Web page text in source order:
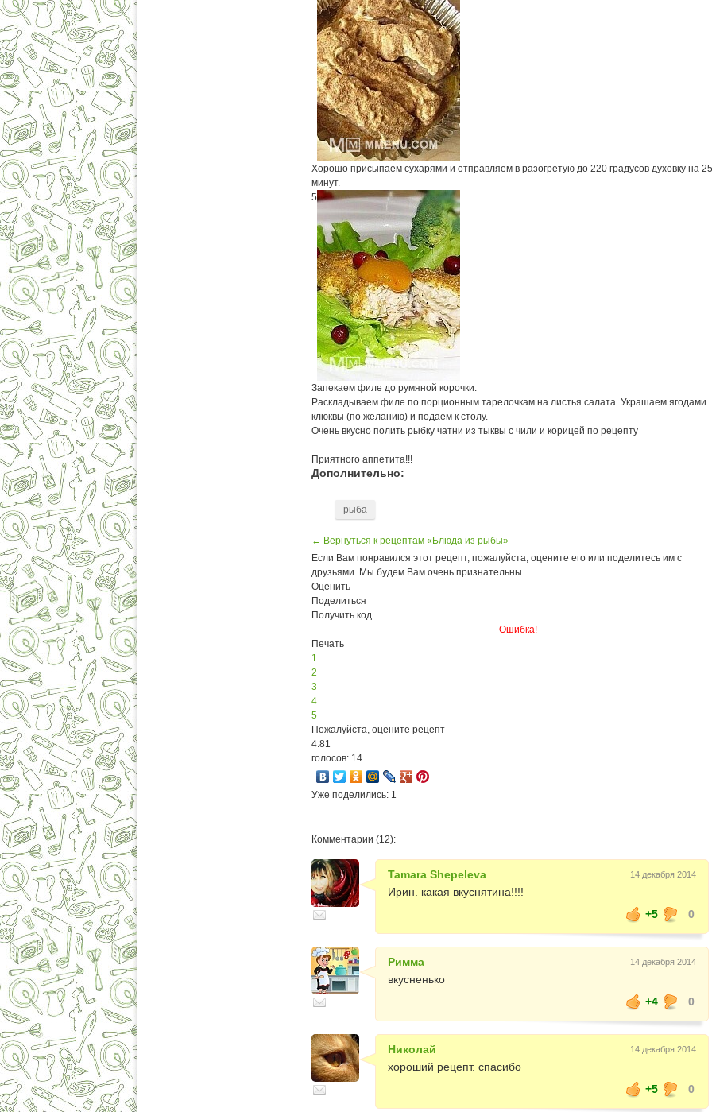
Хорошо присыпаем сухарями и отправляем в разогретую до 220 градусов духовку на 25
минут.
5
Запекаем филе до румяной корочки.
Раскладываем филе по порционным тарелочкам на листья салата. Украшаем ягодами
клюквы (по желанию) и подаем к столу.
Очень вкусно полить рыбку чатни из тыквы с чили и корицей по рецепту
Приятного аппетита!!!
Дополнительно:
рыба
← Вернуться к рецептам «Блюда из рыбы»
Если Вам понравился этот рецепт, пожалуйста, оцените его или поделитесь им с
друзьями. Мы будем Вам очень признательны.
Оценить
Поделиться
Получить код
Ошибка!
Печать
1
2
3
4
5
Пожалуйста, оцените рецепт
4.81
голосов: 14
Уже поделились: 1
Комментарии (12):
Tamara Shepeleva 14 декабря 2014
Ирин. какая вкуснятина!!!!
+5
0
Римма 14 декабря 2014
вкусненько
+4
0
Николай 14 декабря 2014
хороший рецепт. спасибо
+5
0